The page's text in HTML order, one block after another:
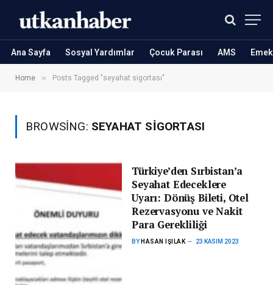
Ana Sayfa Sosyal Yardımlar Çocuk Parası AMS
Home » Posts Tagged "seyahat sigortası"
BROWSING: SEYAHAT SIGORTASI
Türkiye’den Sırbistan’a
Seyahat Edeceklere
Uyarı: Dönüş Bileti, Otel
Rezervasyonu ve Nakit
Para Gerekliliği
BY HASAN IŞILAK 23 KASIM 2023